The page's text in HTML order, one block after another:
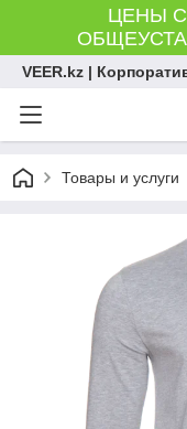
ЦЕНЫ
VEER.kz |
Товары и услуги